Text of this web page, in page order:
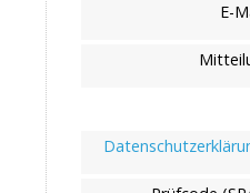
E-